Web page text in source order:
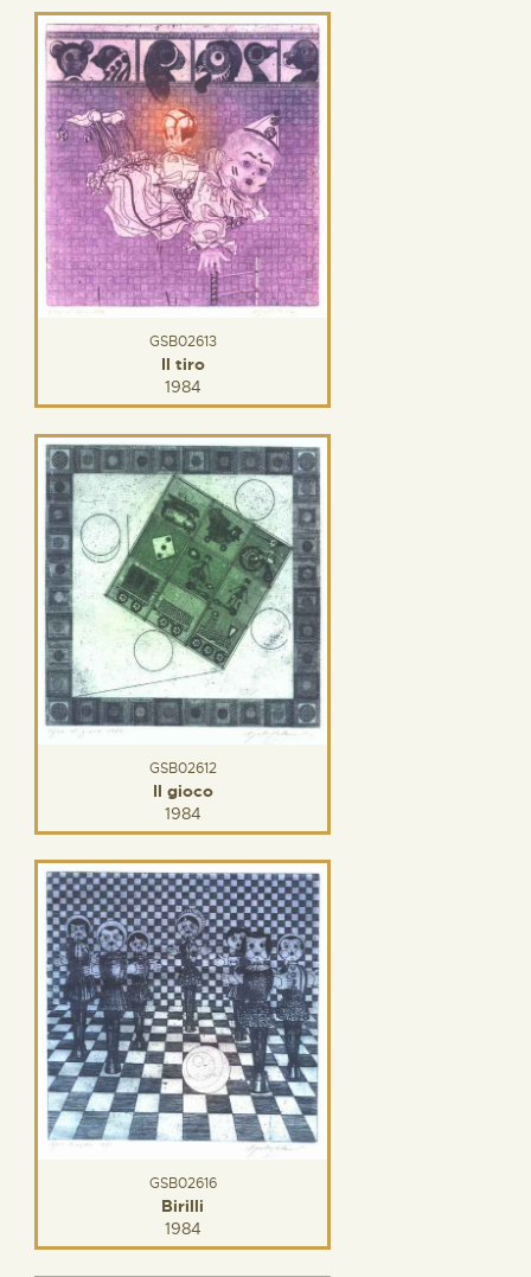
GSB02613
Il tiro
1984
GSB02612
Il gioco
1984
GSB02616
Birilli
1984